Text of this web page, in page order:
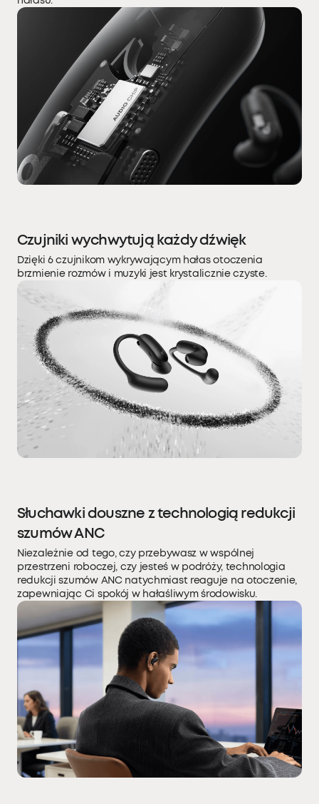
Czujniki wychwytują każdy dźwięk
Dzięki 6 czujnikom wykrywającym hałas otoczenia
brzmienie rozmów i muzyki jest krystalicznie czyste.
Słuchawki douszne z technologią redukcji
szumów ANC
Niezależnie od tego, czy przebywasz w wspólnej
przestrzeni roboczej, czy jesteś w podróży, technologia
redukcji szumów ANC natychmiast reaguje na otoczenie,
zapewniając Ci spokój w hałaśliwym środowisku.